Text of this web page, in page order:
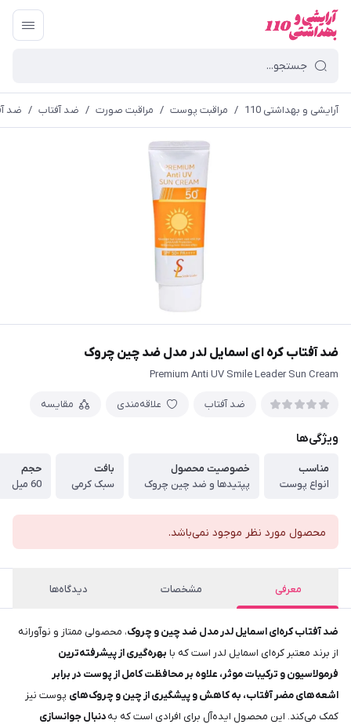
آرایشی و بهداشتی 110 / مراقبت پوست / مراقبت صورت / ضد آفتاب / ضد
ضد آفتاب کره ای اسمایل لدر مدل ضد چین چروک
Premium Anti UV Smile Leader Sun Cream
ضد آفتاب علاقه‌مندی مقایسه
ویژگی‌ها
مناسب
انواع پوست
خصوصیت محصول
پپتیدها و ضد چین چروک
بافت
سبک کرمی
حجم
60 میل
محصول مورد نظر موجود نمی‌باشد.
معرفی مشخصات دیدگاه‌ها
ضد آفتاب کره‌ای اسمایل لدر مدل ضد چین و چروک، محصولی ممتاز و نوآورانه
از برند معتبر کره‌ای اسمایل لدر است که با بهره‌گیری از پیشرفته‌ترین
فرمولاسیون و ترکیبات موثر، علاوه بر محافظت کامل از پوست در برابر
اشعه‌های مضر آفتاب، به کاهش و پیشگیری از چین و چروک‌های پوست نیز
کمک می‌کند. این محصول ایده‌آل برای افرادی است که بهدنبال جوانسازی